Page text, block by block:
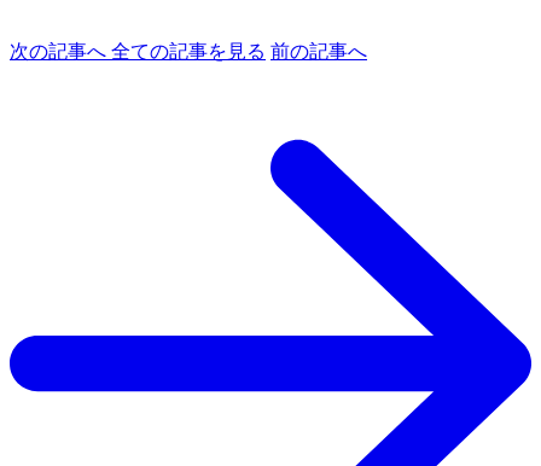
次の記事へ 全ての記事を見る 前の記事へ